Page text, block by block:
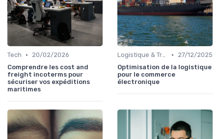
Tech •
20/02/2026
Comprendre les cost and
freight incoterms pour
sécuriser vos expéditions
maritimes
Logistique & Transport •
27/12/2025
Optimisation de la logistique
pour le commerce
électronique